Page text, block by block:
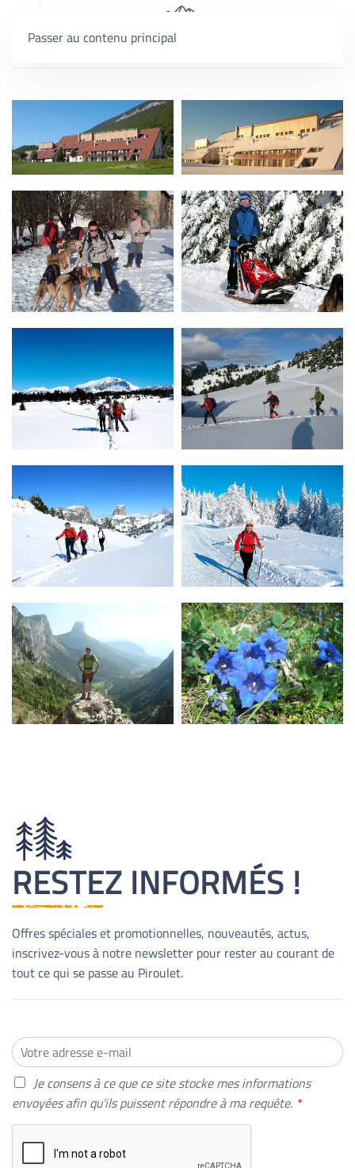
Passer au contenu principal
zoom zoom
zoom zoom
zoom zoom
zoom zoom
zoom zoom
RESTEZ INFORMÉS !
Offres spéciales et promotionnelles, nouveautés, actus,
inscrivez-vous à notre newsletter pour rester au courant de
tout ce qui se passe au Piroulet.
M
o
n
e
-
m
A
c
o
Je consens à ce que ce site stocke mes informations
envoyées afin qu’ils puissent répondre à ma requête. *